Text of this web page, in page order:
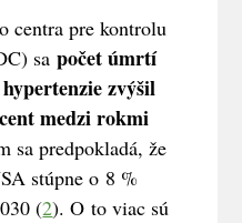
centra pre kontrolu
sapočet úmrtí
zvýšil
medzi rokmi
sa predpokladá, že
stúpne o 8 %
(2). O to viac sú